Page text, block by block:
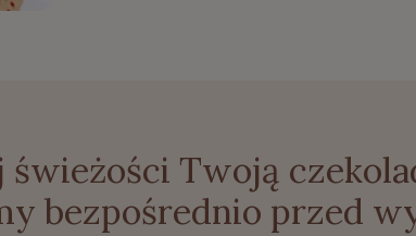
Twoją
bezpośrednio przed